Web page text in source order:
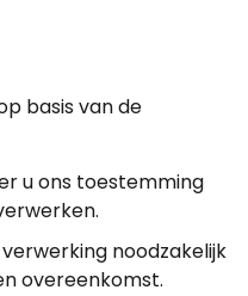
basis van de
u ons toestemming
noodzakelijk
overeenkomst.